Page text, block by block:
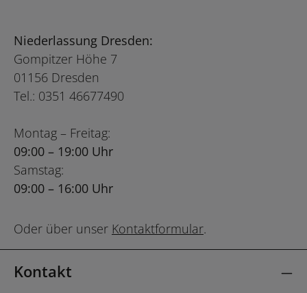
Niederlassung Dresden:
Gompitzer Höhe 7
01156 Dresden
Tel.: 0351 46677490
Montag – Freitag:
09:00 – 19:00 Uhr
Samstag:
09:00 – 16:00 Uhr
Oder über unser Kontaktformular.
Kontakt